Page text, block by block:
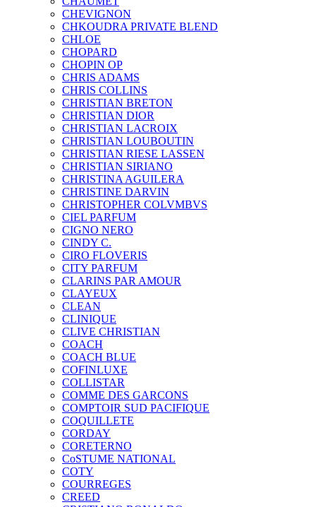
CHEVIGNON
CHKOUDRA PRIVATE BLEND
CHLOE
CHOPARD
CHOPIN OP
CHRIS ADAMS
CHRIS COLLINS
CHRISTIAN BRETON
CHRISTIAN DIOR
CHRISTIAN LACROIX
CHRISTIAN LOUBOUTIN
CHRISTIAN RIESE LASSEN
CHRISTIAN SIRIANO
CHRISTINA AGUILERA
CHRISTINE DARVIN
CHRISTOPHER COLVMBVS
CIEL PARFUM
CIGNO NERO
CINDY C.
CIRO FLOVERIS
CITY PARFUM
CLARINS PAR AMOUR
CLAYEUX
CLEAN
CLINIQUE
CLIVE CHRISTIAN
COACH
COACH BLUE
COFINLUXE
COLLISTAR
COMME DES GARCONS
COMPTOIR SUD PACIFIQUE
COQUILLETE
CORDAY
CORETERNO
CoSTUME NATIONAL
COTY
COURREGES
CREED